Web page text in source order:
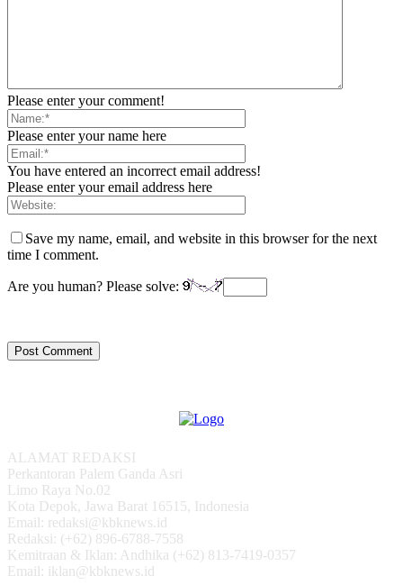
Please enter your comment!
Please enter your name here
You have entered an incorrect email address!
Please enter your email address here
Save my name, email, and website in this browser for the next
time I comment.
Are you human? Please solve:
ALAMAT REDAKSI
Perkantoran Palem Ganda Asri
Limo Raya No.02
Kota Depok, Jawa Barat 16515, Indonesia
Email: redaksi@kbknews.id
Redaksi: (+62) 896-6788-7558
Kemitraan & Iklan: Andhika (+62) 813-7419-0357
Email: iklan@kbknews.id